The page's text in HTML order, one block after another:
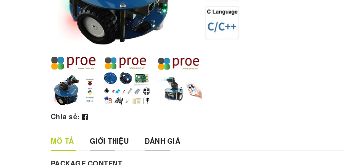
Chia sẻ:
MÔ TẢ GIỚI THIỆU ĐÁNH GIÁ
PACKAGE CONTENT